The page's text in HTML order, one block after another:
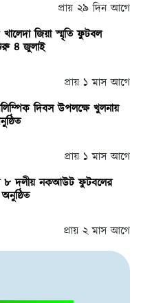
প্রায় ২৯ দিন আগে
জিয়া স্মৃতি ফুটবল
৪ জুলাই
প্রায় ১ মাস আগে
দিবস উপলক্ষে খুলনায়
প্রায় ১ মাস আগে
৮ দলীয় নকআউট ফুটবলের
প্রায় ২ মাস আগে